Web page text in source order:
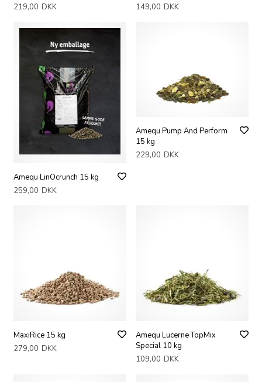
219,00 DKK
149,00 DKK
Amequ LinOcrunch 15 kg
259,00 DKK
Amequ Pump And Perform
15 kg
229,00 DKK
MaxiRice 15 kg
279,00 DKK
Amequ Lucerne TopMix
Special 10 kg
109,00 DKK